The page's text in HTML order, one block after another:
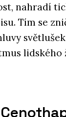
se lidé léčí
nahradí
Tím se
lidského